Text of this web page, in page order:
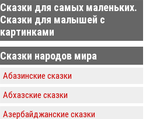
Сказки для самых маленьких.
Сказки для малышей с
картинками
Сказки народов мира
Абазинские сказки
Абхазские сказки
Азербайджанские сказки